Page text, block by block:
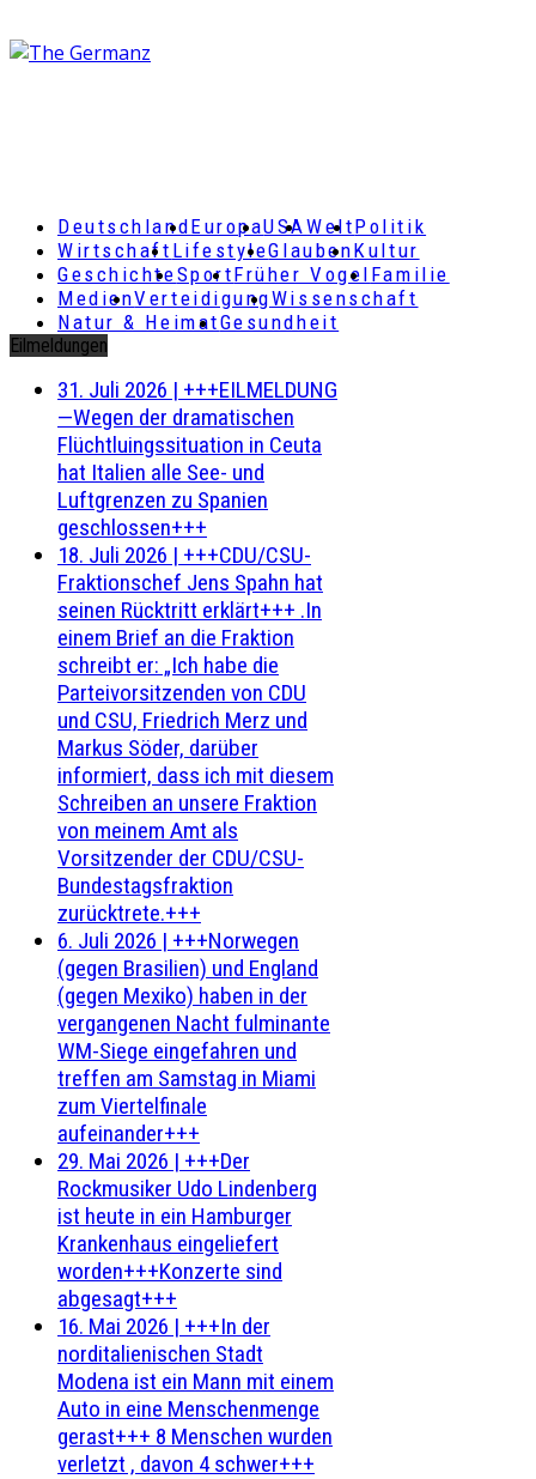
DeutschlandEuropaUSAWeltPolitik
Wirtschaft LifestyleGlaubenKultur
GeschichteSportFrüher Vogel Familie
MedienVerteidigungWissenschaft
Natur & HeimatGesundheit
Eilmeldungen
31. Juli 2026 | +++EILMELDUNG
—Wegen der dramatischen
Flüchtluingssituation in Ceuta
hat Italien alle See- und
Luftgrenzen zu Spanien
geschlossen+++
18. Juli 2026 | +++CDU/CSU-
Fraktionschef Jens Spahn hat
seinen Rücktritt erklärt+++ .In
einem Brief an die Fraktion
schreibt er: „Ich habe die
Parteivorsitzenden von CDU
und CSU, Friedrich Merz und
Markus Söder, darüber
informiert, dass ich mit diesem
Schreiben an unsere Fraktion
von meinem Amt als
Vorsitzender der CDU/CSU-
Bundestagsfraktion
zurücktrete.+++
6. Juli 2026 | +++Norwegen
(gegen Brasilien) und England
(gegen Mexiko) haben in der
vergangenen Nacht fulminante
WM-Siege eingefahren und
treffen am Samstag in Miami
zum Viertelfinale
aufeinander+++
29. Mai 2026 | +++Der
Rockmusiker Udo Lindenberg
ist heute in ein Hamburger
Krankenhaus eingeliefert
worden+++Konzerte sind
abgesagt+++
16. Mai 2026 | +++In der
norditalienischen Stadt
Modena ist ein Mann mit einem
Auto in eine Menschenmenge
gerast+++ 8 Menschen wurden
verletzt , davon 4 schwer+++